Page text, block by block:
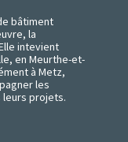
bâtiment
la
intevient
en Meurthe-et-
à Metz,
les
projets.